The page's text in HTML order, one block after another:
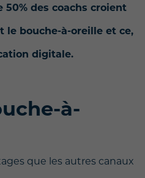
50% des coachs croient
le bouche-à-oreille et ce,
digitale.
à-
que les autres canaux